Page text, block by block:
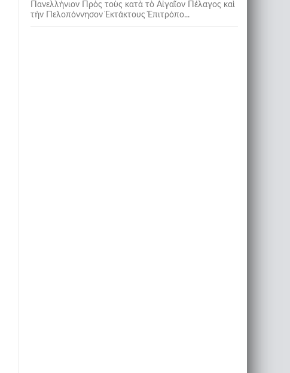
Πανελλήνιον Πρὸς τοὺς κατὰ τὸ Αἰγαῖον Πέλαγος καὶ
τὴν Πελοπόννησον Ἐκτάκτους Ἐπιτρόπο...